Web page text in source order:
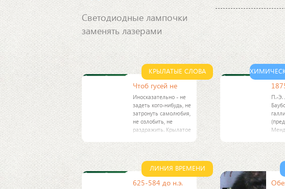
Светодиодные лампочки
заменять лазерами
КРЫЛАТЫЕ СЛОВА
Чтоб гусей не
Иносказательно - не
задеть кого-нибудь, не
затронуть самолюбия,
не озлобить, не
раздражить. Крылатое
И. А. Крылова "Гуси"
(1811). В басне
рассказывается о
гусях, которые
П.-Э.
ЛИНИЯ ВРЕМЕНИ
625-584 до н.э.